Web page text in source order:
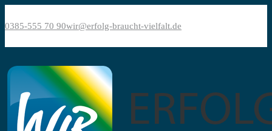
Bitte
Sie:
Website
ein
Barrierefreiheitssystem.
Inhalt
0385-555 70 90wir@erfolg-braucht-vielfalt.de